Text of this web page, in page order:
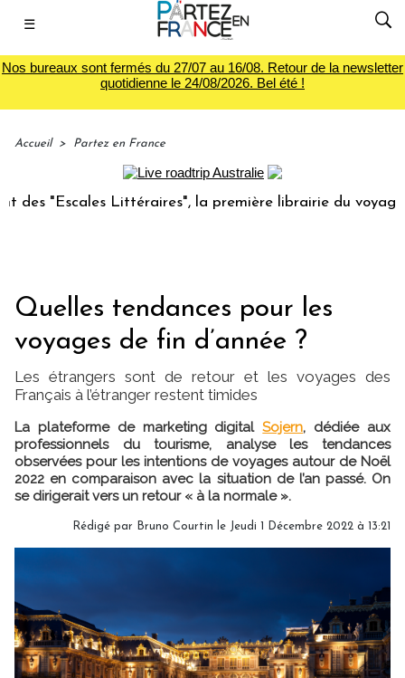
☰
Nos bureaux sont fermés du 27/07 au 16/08. Retour de la newsletter
quotidienne le 24/08/2026. Bel été !
Accueil > Partez en France
Littéraires", la première librairie du voyage Le
Quelles tendances pour les
voyages de fin d’année ?
Les étrangers sont de retour et les voyages des
Français à l’étranger restent timides
La plateforme de marketing digitalSojern, dédiée aux
professionnels du tourisme, analyse les tendances
observées pour les intentions de voyages autour de Noël
2022 en comparaison avec la situation de l’an passé. On
se dirigerait vers un retour « à la normale ».
Rédigé par Bruno Courtin le Jeudi 1 Décembre 2022 à 13:21